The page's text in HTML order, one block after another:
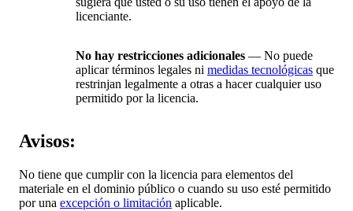
licenciante.
No hay restricciones adicionales — No puede
aplicar términos legales ni medidas tecnológicas que
restrinjan legalmente a otras a hacer cualquier uso
permitido por la licencia.
Avisos:
No tiene que cumplir con la licencia para elementos del
materiale en el dominio público o cuando su uso esté permitido
por una excepción o limitación aplicable.